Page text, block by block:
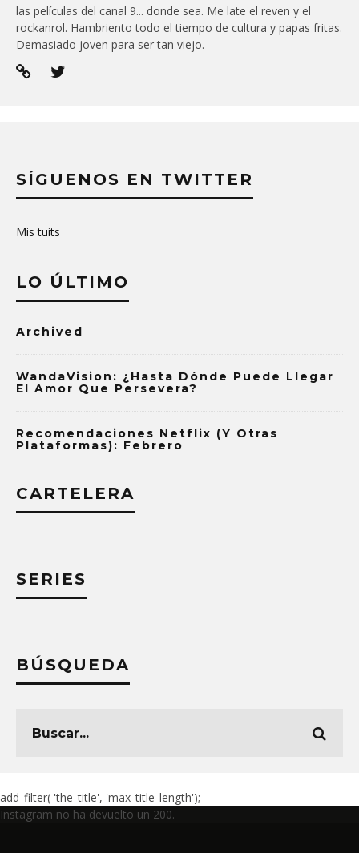
las películas del canal 9... donde sea. Me late el reven y el
rockanrol. Hambriento todo el tiempo de cultura y papas fritas.
Demasiado joven para ser tan viejo.
SÍGUENOS EN TWITTER
Mis tuits
LO ÚLTIMO
Archived
WandaVision: ¿Hasta Dónde Puede Llegar
El Amor Que Persevera?
Recomendaciones Netflix (y Otras
Plataformas): Febrero
CARTELERA
SERIES
BÚSQUEDA
add_filter( 'the_title', 'max_title_length');
Instagram no ha devuelto un 200.